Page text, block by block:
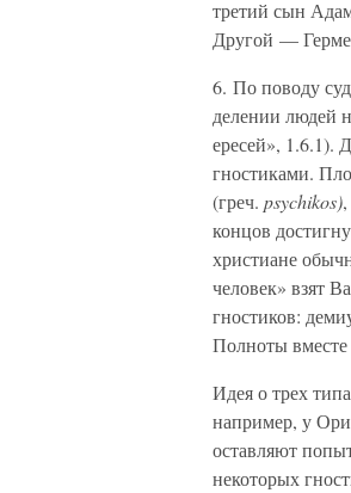
третий сын
Другой —
6. По поводу
делении людей
ересей», 1.6.1).
гностиками.
(греч. psychikos)
концов
христиане
человек» взят
гностиков:
Полноты
Идея о трех
например, у
оставляют
некоторых